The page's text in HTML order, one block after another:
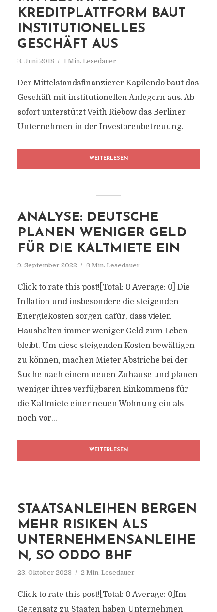
KREDITPLATTFORM BAUT
INSTITUTIONELLES
GESCHÄFT AUS
3. Juni 2018 1 Min. Lesedauer
Der Mittelstandsfinanzierer Kapilendo baut das
Geschäft mit institutionellen Anlegern aus. Ab
sofort unterstützt Veith Riebow das Berliner
Unternehmen in der Investorenbetreuung.
WEITERLESEN
ANALYSE: DEUTSCHE
PLANEN WENIGER GELD
FÜR DIE KALTMIETE EIN
9. September 2022 3 Min. Lesedauer
Click to rate this post![Total: 0 Average: 0] Die
Inflation und insbesondere die steigenden
Energiekosten sorgen dafür, dass vielen
Haushalten immer weniger Geld zum Leben
bleibt. Um diese steigenden Kosten bewältigen
zu können, machen Mieter Abstriche bei der
Suche nach einem neuen Zuhause und planen
weniger ihres verfügbaren Einkommens für
die Kaltmiete einer neuen Wohnung ein als
noch vor...
WEITERLESEN
STAATSANLEIHEN BERGEN
MEHR RISIKEN ALS
UNTERNEHMENSANLEIHE
N, SO ODDO BHF
23. Oktober 2023 2 Min. Lesedauer
Click to rate this post![Total: 0 Average: 0]Im
Gegensatz zu Staaten haben Unternehmen